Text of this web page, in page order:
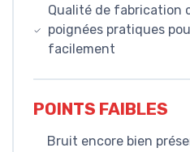
Qualité de fabrication
poignées pratiques
facilement
POINTS FAIBLES
Bruit encore bien